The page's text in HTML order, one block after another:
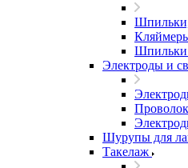
Шпильки
Электроды и
Шурупы для
Такелаж